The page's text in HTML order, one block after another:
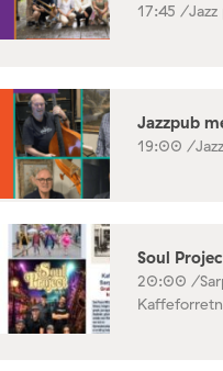
17:45 /
Jazzpub
19:00 /
Soul
20:00 /